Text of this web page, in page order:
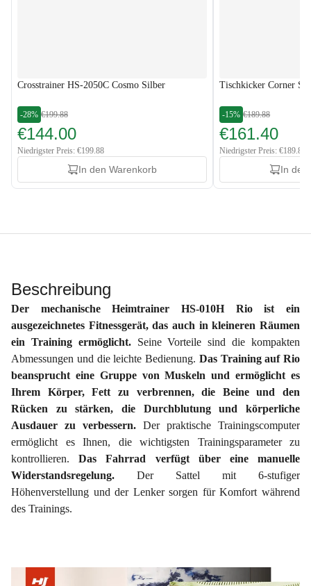
Crosstrainer HS-2050C Cosmo Silber
-28% €199.88
€144.00
Niedrigster Preis: €199.88
In den Warenkorb
Tischkicker Corner
-15% €189.88
€161.40
Niedrigster Preis: €189.88
In den
Beschreibung
Der mechanische Heimtrainer HS-010H Rio ist ein
ausgezeichnetes Fitnessgerät, das auch in kleineren Räumen
ein Training ermöglicht. Seine Vorteile sind die kompakten
Abmessungen und die leichte Bedienung. Das Training auf Rio
beansprucht eine Gruppe von Muskeln und ermöglicht es
Ihrem Körper, Fett zu verbrennen, die Beine und den
Rücken zu stärken, die Durchblutung und körperliche
Ausdauer zu verbessern. Der praktische Trainingscomputer
ermöglicht es Ihnen, die wichtigsten Trainingsparameter zu
kontrollieren.Das Fahrrad verfügt über eine manuelle
Widerstandsregelung. Der Sattel mit 6-stufiger
Höhenverstellung und der Lenker sorgen für Komfort während
des Trainings.